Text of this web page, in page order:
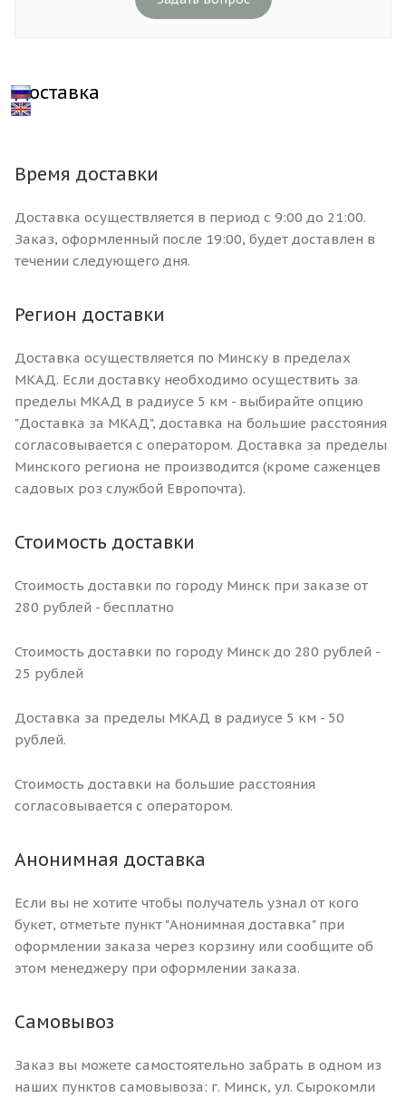
Доставка
Время доставки
Доставка осуществляется в период с 9:00 до 21:00.
Заказ, оформленный после 19:00, будет доставлен в
течении следующего дня.
Регион доставки
Доставка осуществляется по Минску в пределах
МКАД. Если доставку необходимо осуществить за
пределы МКАД в радиусе 5 км - выбирайте опцию
"Доставка за МКАД", доставка на большие расстояния
согласовывается с оператором. Доставка за пределы
Минского региона не производится (кроме саженцев
садовых роз службой Европочта).
Стоимость доставки
Стоимость доставки по городу Минск при заказе от
280 рублей - бесплатно
Стоимость доставки по городу Минск до 280 рублей -
25 рублей
Доставка за пределы МКАД в радиусе 5 км - 50
рублей.
Стоимость доставки на большие расстояния
согласовывается с оператором.
Анонимная доставка
Если вы не хотите чтобы получатель узнал от кого
букет, отметьте пункт "Анонимная доставка" при
оформлении заказа через корзину или сообщите об
этом менеджеру при оформлении заказа.
Самовывоз
Заказ вы можете самостоятельно забрать в одном из
наших пунктов самовывоза: г. Минск, ул. Сырокомли